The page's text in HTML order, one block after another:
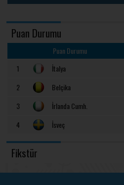
Puan Durumu
Puan Durumu
1
İtalya
2
Belçika
3
İrlanda Cumh.
4
İsveç
Fikstür